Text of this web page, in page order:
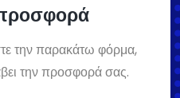
την παρακάτω φόρμα,
την προσφορά σας.